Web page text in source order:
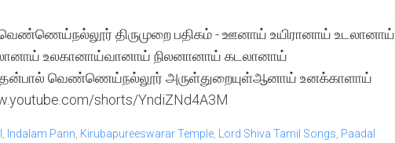
திருமுறை பதிகம் - ஊனாய் உயிரானாய் உடலானாய்
உலகானாய்வானாய் நிலனானாய் கடலானாய்
வெண்ணெய்நல்லூர் அருள்துறையுள்ஆனாய் உனக்காளாய்
shorts/YndiZNd4A3M
Indalam Pann Kirubapureeswarar Temple Lord Shiva Tamil Songs Paadal